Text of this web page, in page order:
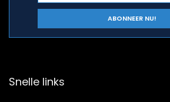
Snelle links